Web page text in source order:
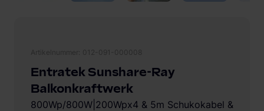
Entratek Sunshare-Ray
Balkonkraftwerk
800Wp/800W|200Wpx4 & 5m Schukokabel &